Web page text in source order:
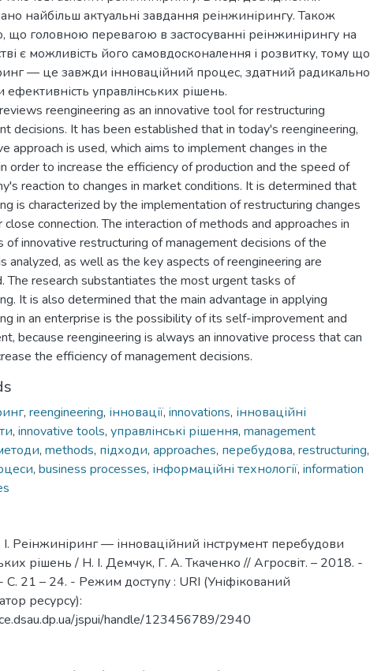
найбільш актуальні завдання реінжинірингу. Також
що головною перевагою в застосуванні реінжинірингу на
є можливість його самовдосконалення і розвитку, тому що
— це завжди інноваційний процес, здатний радикально
ефективність управлінських рішень.
reengineering as an innovative tool for restructuring
decisions. It has been established that in today's reengineering,
approach is used, which aims to implement changes in the
order to increase the efficiency of production and the speed of
reaction to changes in market conditions. It is determined that
is characterized by the implementation of restructuring changes
connection. The interaction of methods and approaches in
of innovative restructuring of management decisions of the
analyzed, as well as the key aspects of reengineering are
The research substantiates the most urgent tasks of
It is also determined that the main advantage in applying
in an enterprise is the possibility of its self-improvement and
because reengineering is always an innovative process that can
the efficiency of management decisions.
, reengineering, інновації, innovations, інноваційні
, innovative tools, управлінські рішення, management
, methods, підходи, approaches, перебудова, restructuring,
, business processes, інформаційні технології, information
Реінжиніринг — інноваційний інструмент перебудови
рішень / Н. І. Демчук, Г. А. Ткаченко // Агросвіт. – 2018. -
21 – 24. - Режим доступу : URI (Уніфікований
ресурсу):
jspui/handle/123456789/2940